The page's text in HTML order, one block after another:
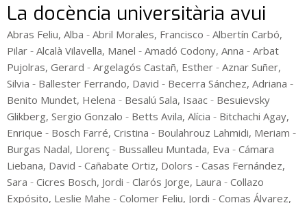
La docència universitària avui
Abras Feliu, Alba - Abril Morales, Francisco - Albertín Carbó,
Pilar - Alcalà Vilavella, Manel - Amadó Codony, Anna - Arbat
Pujolras, Gerard - Argelagós Castañ, Esther - Aznar Suñer,
Silvia - Ballester Ferrando, David - Becerra Sánchez, Adriana -
Benito Mundet, Helena - Besalú Sala, Isaac - Besuievsky
Glikberg, Sergio Gonzalo - Betts Avila, Alícia - Bitchachi Agay,
Enrique - Bosch Farré, Cristina - Boulahrouz Lahmidi, Meriam -
Burgas Nadal, Llorenç - Bussalleu Muntada, Eva - Cámara
Liebana, David - Cañabate Ortiz, Dolors - Casas Fernández,
Sara - Cicres Bosch, Jordi - Clarós Jorge, Laura - Collazo
Expósito, Leslie Mahe - Colomer Feliu, Jordi - Comas Álvarez,